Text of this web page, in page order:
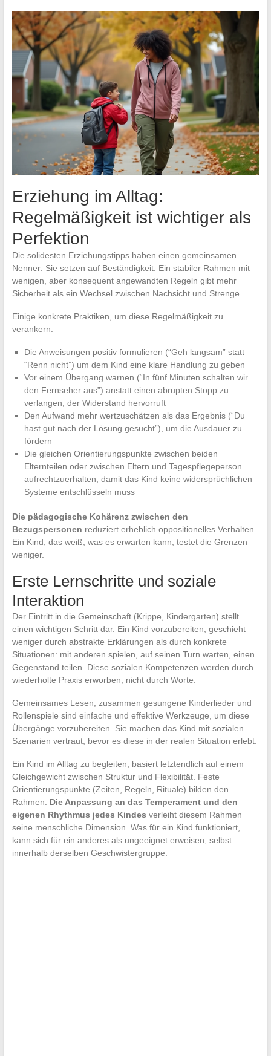
Erziehung im Alltag:
Regelmäßigkeit ist wichtiger als
Perfektion
Die solidesten Erziehungstipps haben einen gemeinsamen
Nenner: Sie setzen auf Beständigkeit. Ein stabiler Rahmen mit
wenigen, aber konsequent angewandten Regeln gibt mehr
Sicherheit als ein Wechsel zwischen Nachsicht und Strenge.
Einige konkrete Praktiken, um diese Regelmäßigkeit zu
verankern:
Die Anweisungen positiv formulieren (“Geh langsam” statt
“Renn nicht”) um dem Kind eine klare Handlung zu geben
Vor einem Übergang warnen (“In fünf Minuten schalten wir
den Fernseher aus”) anstatt einen abrupten Stopp zu
verlangen, der Widerstand hervorruft
Den Aufwand mehr wertzuschätzen als das Ergebnis (“Du
hast gut nach der Lösung gesucht”), um die Ausdauer zu
fördern
Die gleichen Orientierungspunkte zwischen beiden
Elternteilen oder zwischen Eltern und Tagespflegeperson
aufrechtzuerhalten, damit das Kind keine widersprüchlichen
Systeme entschlüsseln muss
Die pädagogische Kohärenz zwischen den
Bezugspersonen reduziert erheblich oppositionelles Verhalten.
Ein Kind, das weiß, was es erwarten kann, testet die Grenzen
weniger.
Erste Lernschritte und soziale
Interaktion
Der Eintritt in die Gemeinschaft (Krippe, Kindergarten) stellt
einen wichtigen Schritt dar. Ein Kind vorzubereiten, geschieht
weniger durch abstrakte Erklärungen als durch konkrete
Situationen: mit anderen spielen, auf seinen Turn warten, einen
Gegenstand teilen. Diese sozialen Kompetenzen werden durch
wiederholte Praxis erworben, nicht durch Worte.
Gemeinsames Lesen, zusammen gesungene Kinderlieder und
Rollenspiele sind einfache und effektive Werkzeuge, um diese
Übergänge vorzubereiten. Sie machen das Kind mit sozialen
Szenarien vertraut, bevor es diese in der realen Situation erlebt.
Ein Kind im Alltag zu begleiten, basiert letztendlich auf einem
Gleichgewicht zwischen Struktur und Flexibilität. Feste
Orientierungspunkte (Zeiten, Regeln, Rituale) bilden den
Rahmen. Die Anpassung an das Temperament und den
eigenen Rhythmus jedes Kindes verleiht diesem Rahmen
seine menschliche Dimension. Was für ein Kind funktioniert,
kann sich für ein anderes als ungeeignet erweisen, selbst
innerhalb derselben Geschwistergruppe.